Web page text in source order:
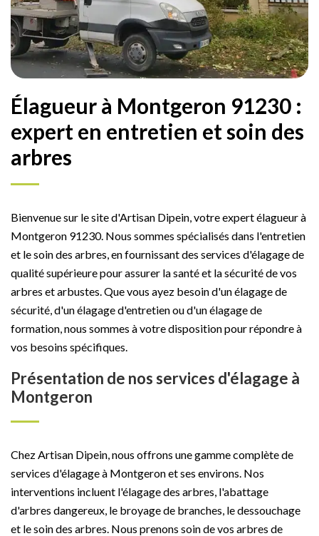
Élagueur à Montgeron 91230 :
expert en entretien et soin des
arbres
Bienvenue sur le site d'Artisan Dipein, votre expert élagueur à
Montgeron 91230. Nous sommes spécialisés dans l'entretien
et le soin des arbres, en fournissant des services d'élagage de
qualité supérieure pour assurer la santé et la sécurité de vos
arbres et arbustes. Que vous ayez besoin d'un élagage de
sécurité, d'un élagage d'entretien ou d'un élagage de
formation, nous sommes à votre disposition pour répondre à
vos besoins spécifiques.
Présentation de nos services d'élagage à
Montgeron
Chez Artisan Dipein, nous offrons une gamme complète de
services d'élagage à Montgeron et ses environs. Nos
interventions incluent l'élagage des arbres, l'abattage
d'arbres dangereux, le broyage de branches, le dessouchage
et le soin des arbres. Nous prenons soin de vos arbres de